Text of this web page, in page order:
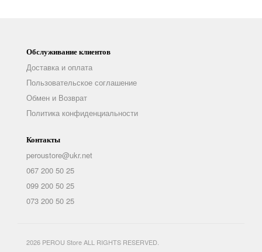
Обслуживание клиентов
Доставка и оплата
Пользовательское соглашение
Обмен и Возврат
Политика конфиденциальности
Контакты
peroustore@ukr.net
067 200 50 25
099 200 50 25
073 200 50 25
2026 PEROU Store ALL RIGHTS RESERVED.